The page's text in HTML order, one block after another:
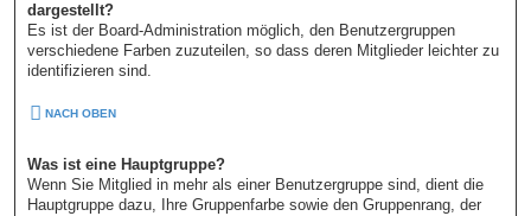
dargestellt?
Es ist der Board-Administration möglich, den Benutzergruppen
verschiedene Farben zuzuteilen, so dass deren Mitglieder leichter zu
identifizieren sind.
NACH OBEN
Was ist eine Hauptgruppe?
Wenn Sie Mitglied in mehr als einer Benutzergruppe sind, dient die
Hauptgruppe dazu, Ihre Gruppenfarbe sowie den Gruppenrang, der